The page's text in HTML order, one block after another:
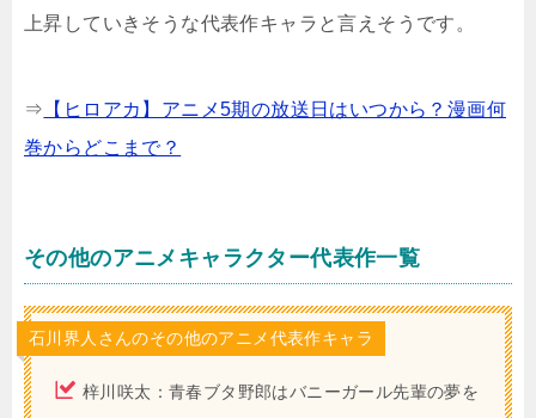
上昇していきそうな代表作キャラと言えそうです。
⇒ 【ヒロアカ】アニメ5期の放送日はいつから？漫画何
巻からどこまで？
その他のアニメキャラクター代表作一覧
石川界人さんのその他のアニメ代表作キャラ
梓川咲太：青春ブタ野郎はバニーガール先輩の夢を